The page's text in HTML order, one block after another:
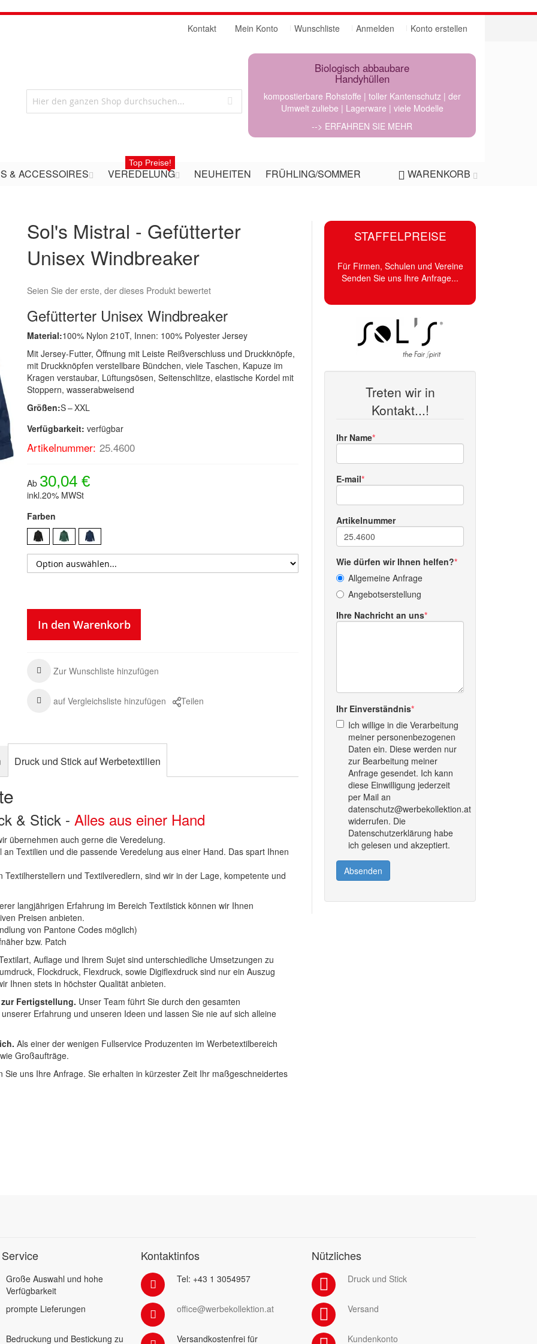
Mein Konto Wunschliste Anmelden Konto erstellen
Kontakt
Biologisch abbaubare
Handyhüllen
kompostierbare Rohstoffe | toller Kantenschutz | der
Umwelt zuliebe | Lagerware | viele Modelle
--> ERFAHREN SIE MEHR
WARENKORB
& ACCESSOIRES VEREDELUNG
Top Preise!
NEUHEITEN FRÜHLING/SOMMER
Sol's Mistral - Gefütterter
Unisex Windbreaker
Seien Sie der erste, der dieses Produkt bewertet
Gefütterter Unisex Windbreaker
Material:100% Nylon 210T, Innen: 100% Polyester Jersey
Mit Jersey-Futter, Öffnung mit Leiste Reißverschluss und Druckknöpfe,
mit Druckknöpfen verstellbare Bündchen, viele Taschen, Kapuze im
Kragen verstaubar, Lüftungsösen, Seitenschlitze, elastische Kordel mit
Stoppern, wasserabweisend
Größen:S – XXL
Verfügbarkeit: verfügbar
Artikelnummer: 25.4600
Ab 30,04 €
inkl.20% MWSt
Farben
In den Warenkorb
Zur Wunschliste hinzufügen
auf Vergleichsliste hinzufügen Teilen
STAFFELPREISE
Für Firmen, Schulen und Vereine
Senden Sie uns Ihre Anfrage...
Treten wir in
Kontakt...!
Ihr Name
E-mail
Artikelnummer
Wie dürfen wir Ihnen helfen?
Allgemeine Anfrage
Angebotserstellung
Ihre Nachricht an uns
Ihr Einverständnis
Ich willige in die Verarbeitung
meiner personenbezogenen
Daten ein. Diese werden nur
zur Bearbeitung meiner
Anfrage gesendet. Ich kann
diese Einwilligung jederzeit
per Mail an
datenschutz@werbekollektion.at
widerrufen. Die
Datenschutzerklärung habe
ich gelesen und akzeptiert.
Absenden
Druck und Stick auf Werbetextilien
& Stick -Alles aus einer Hand
übernehmen auch gerne die Veredelung.
Textilien und die passende Veredelung aus einer Hand. Das spart Ihnen
und Textilveredlern, sind wir in der Lage, kompetente und
langjährigen Erfahrung im Bereich Textilstick können wir Ihnen
Preisen anbieten.
von Pantone Codes möglich)
bzw. Patch
Auflage und Ihrem Sujet sind unterschiedliche Umsetzungen zu
Flockdruck, Flexdruck, sowie Digiflexdruck sind nur ein Auszug
Ihnen stets in höchster Qualität anbieten.
Fertigstellung. Unser Team führt Sie durch den gesamten
Erfahrung und unseren Ideen und lassen Sie nie auf sich alleine
Als einer der wenigen Fullservice Produzenten im Werbetextilbereich
Großaufträge.
uns Ihre Anfrage. Sie erhalten in kürzester Zeit Ihr maßgeschneidertes
Große Auswahl und hohe
Verfügbarkeit
prompte Lieferungen
Bedruckung und Bestickung zu
Kontaktinfos
Tel: +43 1 3054957
office@werbekollektion.at
Versandkostenfrei für
Nützliches
Druck und Stick
Versand
Kundenkonto